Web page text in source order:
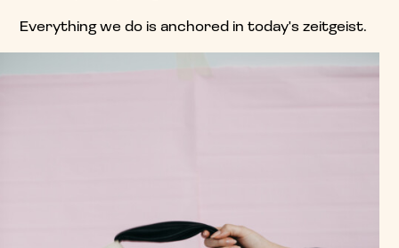
Everything we do is anchored in today's zeitgeist.